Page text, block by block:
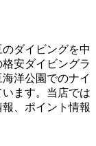
ダイビングを中
安ダイビングラ
洋公園でのナイ
ます。当店では
、ポイント情報